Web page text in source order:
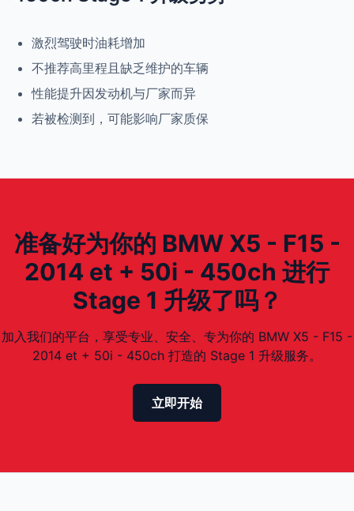
激烈驾驶时油耗增加
不推荐高里程且缺乏维护的车辆
性能提升因发动机与厂家而异
若被检测到，可能影响厂家质保
准备好为你的 BMW X5 - F15 -
2014 et + 50i - 450ch 进行
Stage 1 升级了吗？
加入我们的平台，享受专业、安全、专为你的 BMW X5 - F15 -
2014 et + 50i - 450ch 打造的 Stage 1 升级服务。
立即开始